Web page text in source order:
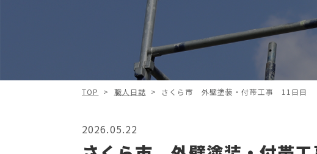
TOP > 職人日誌 > さくら市 外壁塗装・付帯工事 11日目
2026.05.22